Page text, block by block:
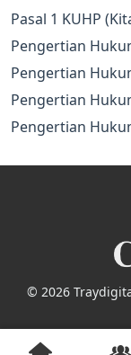
Pasal 1 KUHP
Pengertian
Pengertian
Pengertian
Pengertian
© 2026